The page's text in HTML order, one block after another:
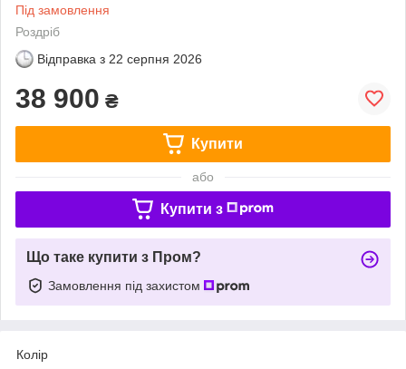
Під замовлення
Роздріб
Відправка з 22 серпня 2026
38 900 ₴
Купити
або
Купити з
Що таке купити з Пром?
Замовлення під захистом
Колір